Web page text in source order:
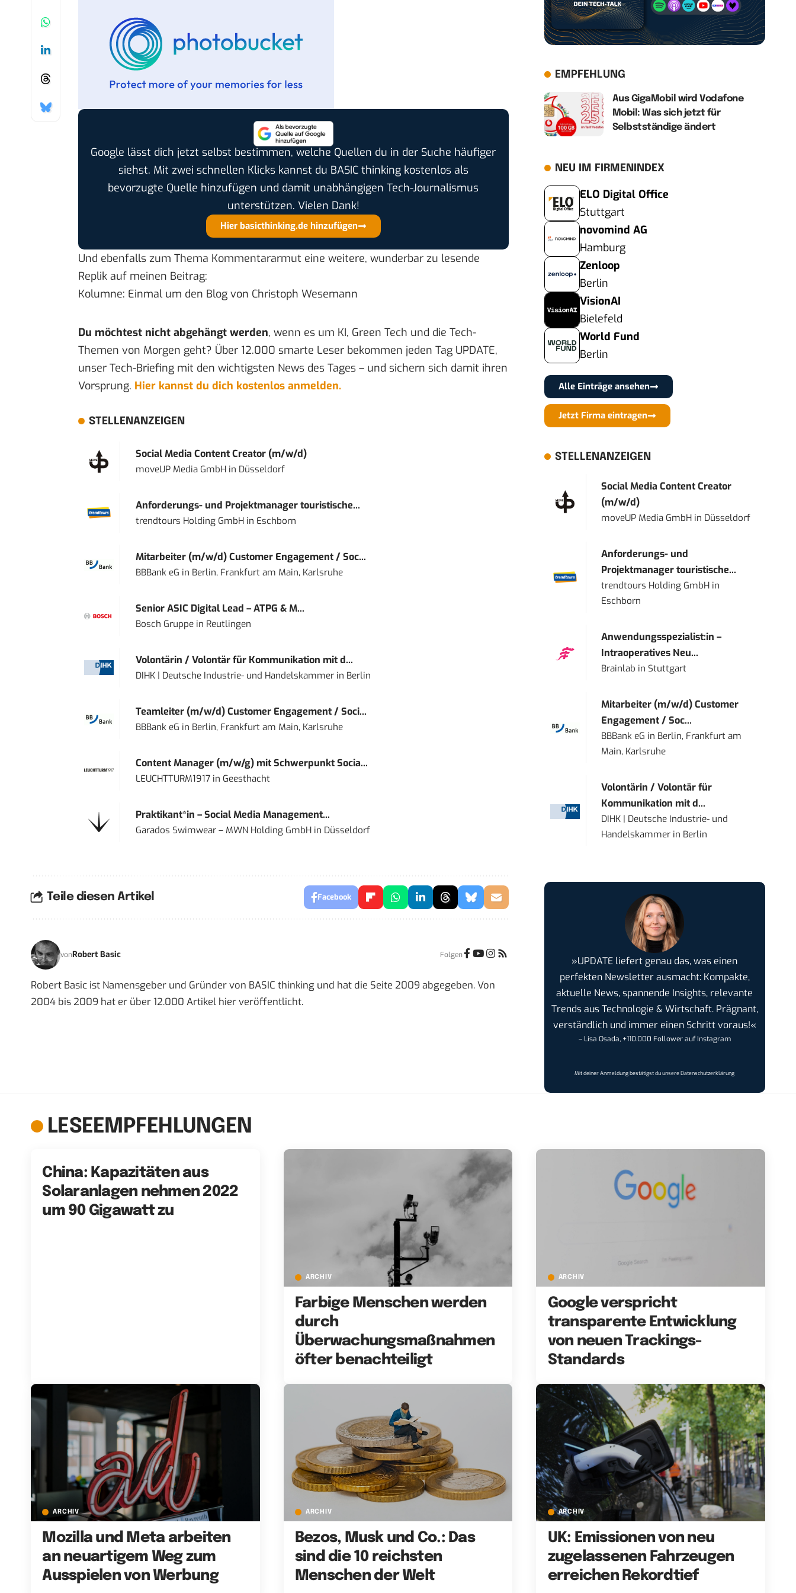
Google lässt dich jetzt selbst bestimmen, welche Quellen du in der Suche häufiger
siehst. Mit zwei schnellen Klicks kannst du BASIC thinking kostenlos als
bevorzugte Quelle hinzufügen und damit unabhängigen Tech-Journalismus
unterstützen. Vielen Dank!
Hier basicthinking.de hinzufügen
Und ebenfalls zum Thema Kommentararmut eine weitere, wunderbar zu lesende
Replik auf meinen Beitrag:
Kolumne: Einmal um den Blog von Christoph Wesemann
Du möchtest nicht abgehängt werden, wenn es um KI, Green Tech und die Tech-
Themen von Morgen geht? Über 12.000 smarte Leser bekommen jeden Tag UPDATE,
unser Tech-Briefing mit den wichtigsten News des Tages – und sichern sich damit ihren
Vorsprung. Hier kannst du dich kostenlos anmelden.
STELLENANZEIGEN
Social Media Content Creator (m/w/d)
moveUP Media GmbHin Düsseldorf
Anforderungs- und Projektmanager touristische...
trendtours Holding GmbHin Eschborn
Mitarbeiter (m/w/d) Customer Engagement / Soc...
BBBank eG in Berlin, Frankfurt am Main, Karlsruhe
Senior ASIC Digital Lead – ATPG & M...
Bosch Gruppein Reutlingen
Volontärin / Volontär für Kommunikation mit d...
DIHK | Deutsche Industrie- und Handelskammerin Berlin
Teamleiter (m/w/d) Customer Engagement / Soci...
BBBank eG in Berlin, Frankfurt am Main, Karlsruhe
Content Manager (m/w/g) mit Schwerpunkt Socia...
LEUCHTTURM1917in Geesthacht
Praktikant*in – Social Media Management...
Garados Swimwear – MWN Holding GmbHin Düsseldorf
Teile diesen Artikel Facebook
vonRobert Basic Folgen
Robert Basic ist Namensgeber und Gründer von BASIC thinking und hat die Seite 2009 abgegeben. Von
2004 bis 2009 hat er über 12.000 Artikel hier veröffentlicht.
EMPFEHLUNG
Aus GigaMobil wird Vodafone
Mobil: Was sich jetzt für
Selbstständige ändert
NEU IM FIRMENINDEX
ELO Digital Office
Stuttgart
novomind AG
Hamburg
Zenloop
Berlin
VisionAI
Bielefeld
World Fund
Berlin
Alle Einträge ansehen
Jetzt Firma eintragen
STELLENANZEIGEN
Social Media Content Creator
(m/w/d)
moveUP Media GmbH in Düsseldorf
Anforderungs- und
Projektmanager touristische...
trendtours Holding GmbH in
Eschborn
Anwendungsspezialist:in –
Intraoperatives Neu...
Brainlab in Stuttgart
Mitarbeiter (m/w/d) Customer
Engagement / Soc...
BBBank eG in Berlin, Frankfurt am
Main, Karlsruhe
Volontärin / Volontär für
Kommunikation mit d...
DIHK | Deutsche Industrie- und
Handelskammer in Berlin
»UPDATE liefert genau das, was einen
perfekten Newsletter ausmacht: Kompakte,
aktuelle News, spannende Insights, relevante
Trends aus Technologie & Wirtschaft. Prägnant,
verständlich und immer einen Schritt voraus!«
– Lisa Osada, +110.000 Follower auf Instagram
Mit deiner Anmeldung bestätigst du unsereDatenschutzerklärung
LESEEMPFEHLUNGEN
China: Kapazitäten aus
Solaranlagen nehmen 2022
um 90 Gigawatt zu
ARCHIV
Farbige Menschen werden
durch
Überwachungsmaßnahmen
öfter benachteiligt
ARCHIV
Google verspricht
transparente Entwicklung
von neuen Trackings-
Standards
ARCHIV
Mozilla und Meta arbeiten
an neuartigem Weg zum
Ausspielen von Werbung
ARCHIV
Bezos, Musk und Co.: Das
sind die 10 reichsten
Menschen der Welt
ARCHIV
UK: Emissionen von neu
zugelassenen Fahrzeugen
erreichen Rekordtief